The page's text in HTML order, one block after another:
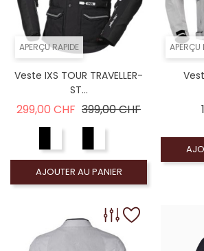
APERÇU RAPIDE
Veste IXS TOUR TRAVELLER-
ST...
299,00 CHF Prix de base
399,00 CHFPrix
AJOUTER AU PANIER
APERÇU